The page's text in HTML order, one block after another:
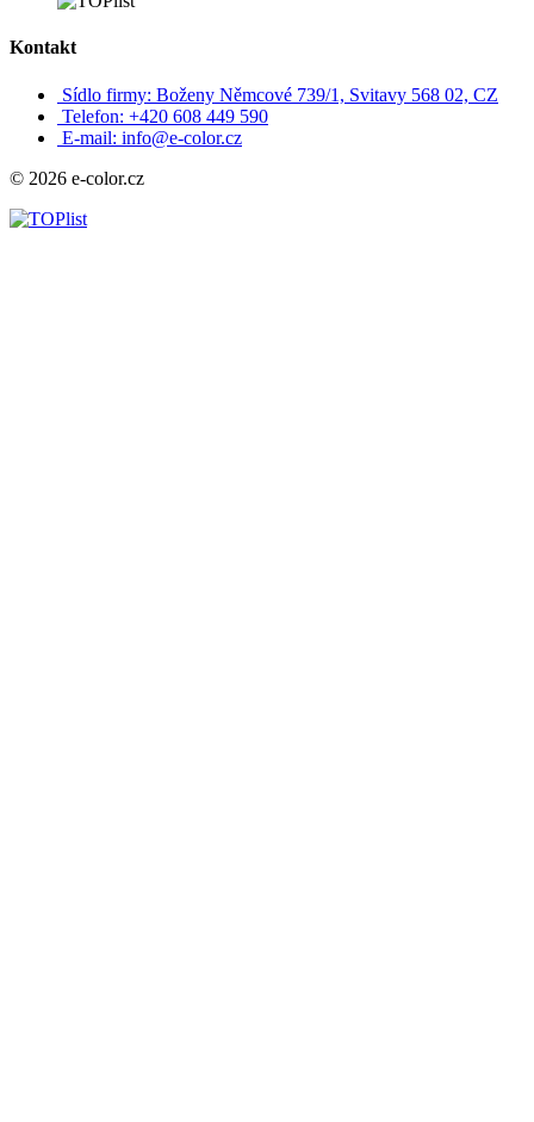
Kontakt
Sídlo firmy: Boženy Němcové 739/1, Svitavy 568 02, CZ
Telefon: +420 608 449 590
E-mail: info@e-color.cz
© 2026 e-color.cz